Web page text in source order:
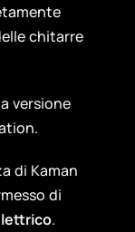
chitarre
versione
di Kaman
di
.